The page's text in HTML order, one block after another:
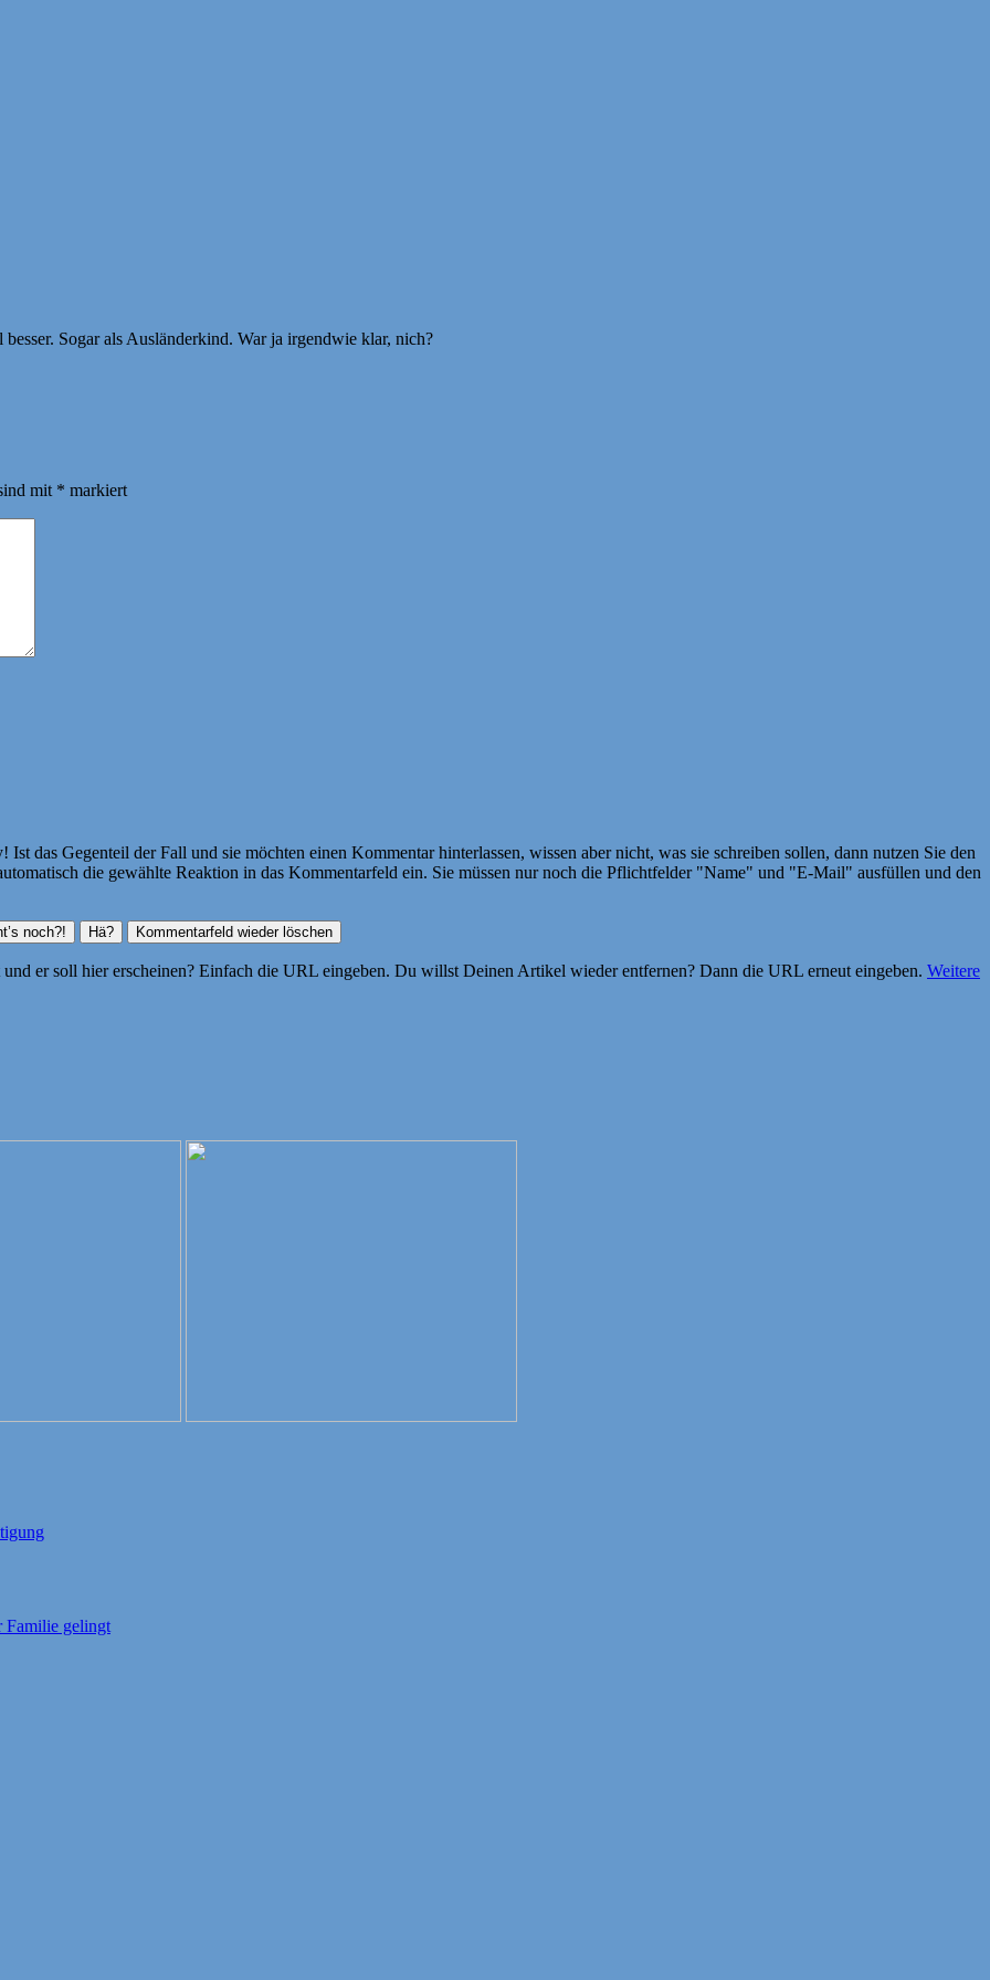
Sogar als Ausländerkind. War ja irgendwie klar, nich?
mit * markiert
das Gegenteil der Fall und sie möchten einen Kommentar hinterlassen, wissen aber nicht, was sie schreiben sollen, dann nutzen Sie den
die gewählte Reaktion in das Kommentarfeld ein. Sie müssen nur noch die Pflichtfelder "Name" und "E-Mail" ausfüllen und den
er soll hier erscheinen? Einfach die URL eingeben. Du willst Deinen Artikel wieder entfernen? Dann die URL erneut eingeben. Weitere